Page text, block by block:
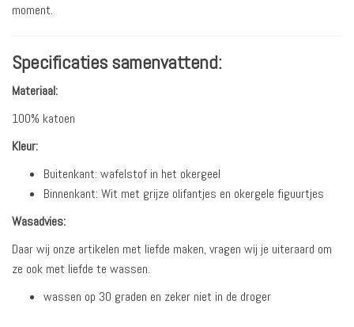
moment.
Specificaties samenvattend:
Materiaal:
100% katoen
Kleur:
Buitenkant: wafelstof in het okergeel
Binnenkant: Wit met grijze olifantjes en okergele figuurtjes
Wasadvies:
Daar wij onze artikelen met liefde maken, vragen wij je uiteraard om
ze ook met liefde te wassen.
wassen op 30 graden en zeker niet in de droger